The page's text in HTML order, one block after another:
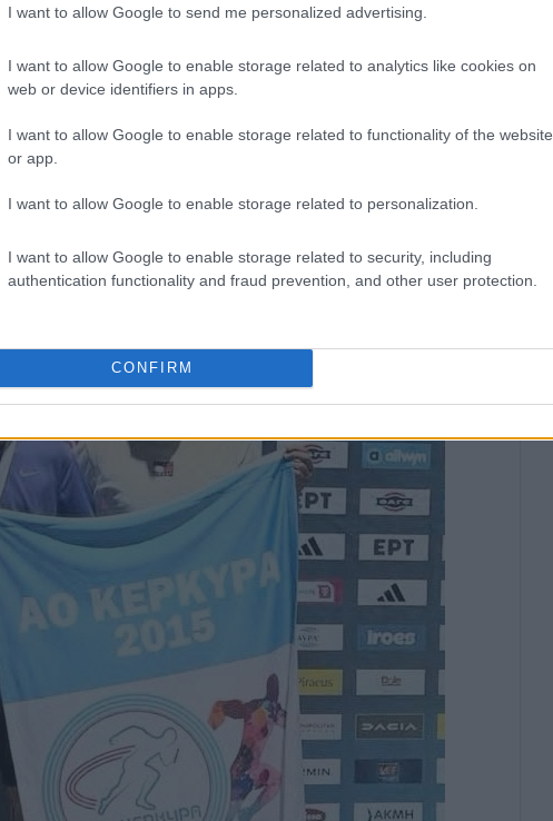
I want to allow Google to send me personalized advertising.
I want to allow Google to enable storage related to analytics like cookies on
web or device identifiers in apps.
I want to allow Google to enable storage related to functionality of the website
or app.
I want to allow Google to enable storage related to personalization.
I want to allow Google to enable storage related to security, including
authentication functionality and fraud prevention, and other user protection.
CONFIRM
4,90 μ., ενώ ο Πέτρος Πρίφτης του ΓΣ Κέρκυρας 2018
16χρονη Δανάη Βλασερού του ΓΣ Κέρκυρας 2018 στο
επίδοση που επιβεβαιώνει τις μεγάλες προσδοκίες για
Κ18.